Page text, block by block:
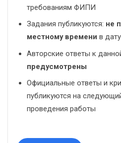
требованиям ФИПИ
Задания публикуются: не
местному времени в
Авторские ответы к
предусмотрены
Официальные ответы и
публикуются на
проведения работы